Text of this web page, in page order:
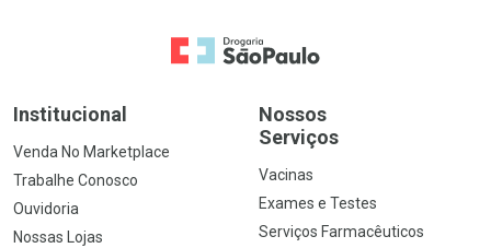
Ir para a Home
Institucional
Venda No Marketplace
Trabalhe Conosco
Ouvidoria
Nossas Lojas
Nossos
Serviços
Vacinas
Exames e Testes
Serviços Farmacêuticos